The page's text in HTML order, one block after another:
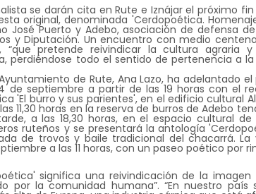
se darán cita en Rute e Iznájar el próximo fin
original, denominada 'Cerdopoética.
José Puerto y Adebo, asociación de defensa
y Diputación. Un encuentro con medio
“que pretende reivindicar la cultura agraria
perdiéndose todo el sentido de pertenencia a la
de Rute, Ana Lazo, ha adelantado
de septiembre a partir de las 19 horas con el
'El burro y sus parientes', en el edificio cultural
11,30 horas en la reserva de burros de Adebo
a las 18,30 horas, en el espacio cultural de
ruteños y se presentará la antología
de trovos y baile tradicional del chacarrá. La
a las 11 horas, con un paseo poético por
significa una reivindicación de la
por la comunidad humana”. “En nuestro